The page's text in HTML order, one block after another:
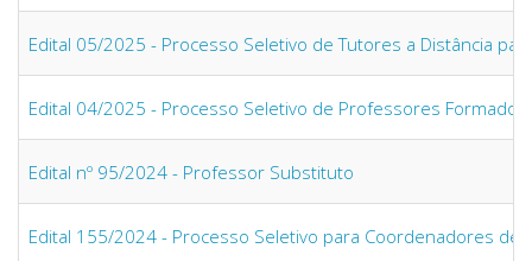
Edital 05/2025 - Processo Seletivo de Tutores a Distância
Edital 04/2025 - Processo Seletivo de Professores
Edital nº 95/2024 - Professor Substituto
Edital 155/2024 - Processo Seletivo para Coordenadores de